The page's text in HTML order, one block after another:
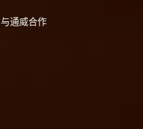
与通威合作